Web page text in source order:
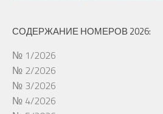
СОДЕРЖАНИЕ НОМЕРОВ 2026:
№ 1/2026
№ 2/2026
№ 3/2026
№ 4/2026